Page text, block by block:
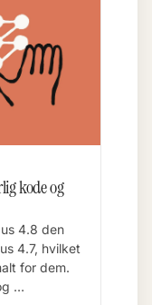
kode og
4.8 den
4.7, hvilket
for dem.
…